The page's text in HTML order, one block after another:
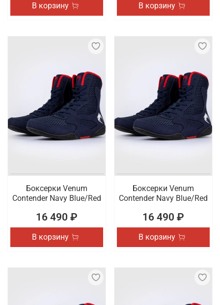
В корзину В корзину
Боксерки Venum
Contender Navy Blue/Red
16 490 ₽
В корзину
Боксерки Venum
Contender Navy Blue/Red
16 490 ₽
В корзину